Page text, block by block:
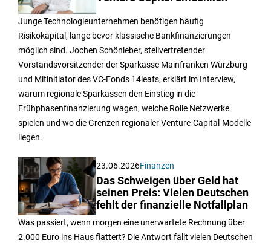
Junge Technologieunternehmen benötigen häufig
Risikokapital, lange bevor klassische Bankfinanzierungen
möglich sind. Jochen Schönleber, stellvertretender
Vorstandsvorsitzender der Sparkasse Mainfranken Würzburg
und Mitinitiator des VC-Fonds 14leafs, erklärt im Interview,
warum regionale Sparkassen den Einstieg in die
Frühphasenfinanzierung wagen, welche Rolle Netzwerke
spielen und wo die Grenzen regionaler Venture-Capital-Modelle
liegen.
23.06.2026Finanzen
Das Schweigen über Geld hat
seinen Preis: Vielen Deutschen
fehlt der finanzielle Notfallplan
Was passiert, wenn morgen eine unerwartete Rechnung über
2.000 Euro ins Haus flattert? Die Antwort fällt vielen Deutschen